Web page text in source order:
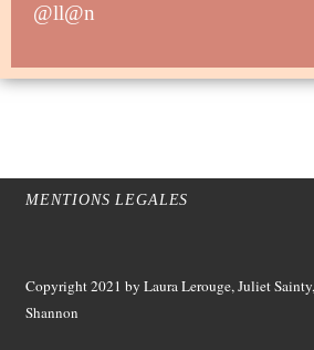
@ll@n
MENTIONS LEGALES
Copyright 2021 by Laura Lerouge, Juliet
Shannon